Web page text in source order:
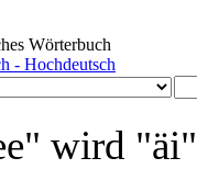
Wörterbuch
- Hochdeutsch
wird